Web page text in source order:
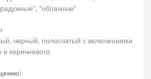
"облачные"
черный, полосчатый с включениями
и коричневого